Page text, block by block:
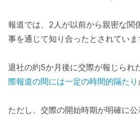
報道では、2人が以前から親密な関
事を通じて知り合ったとされていま
退社の約5か月後に交際が報じられ
際報道の間には一定の時間的隔たり
ただし、交際の開始時期が明確に公